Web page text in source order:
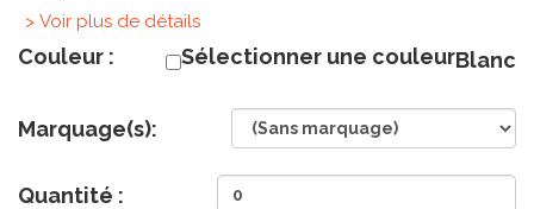
> Voir plus de détails
Couleur : Sélectionner une couleurBlanc
Marquage(s):
Quantité :